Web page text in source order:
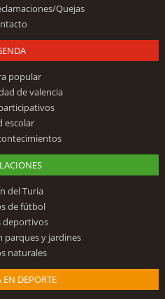
Quejas
popular
de valencia
escolar
del Turia
de fútbol
deportivos
parques y jardines
naturales
EN DEPORTE